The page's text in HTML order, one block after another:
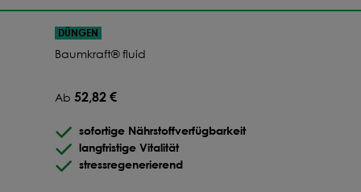
DÜNGEN
Baumkraft® fluid
Ab 52,82 €
sofortige Nährstoffverfügbarkeit
langfristige Vitalität
stressregenerierend